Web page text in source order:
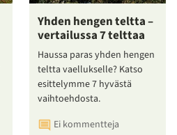
Yhden hengen teltta –
vertailussa 7 telttaa
Haussa paras yhden hengen
teltta vaellukselle? Katso
esittelymme 7 hyvästä
vaihtoehdosta.
Ei kommentteja